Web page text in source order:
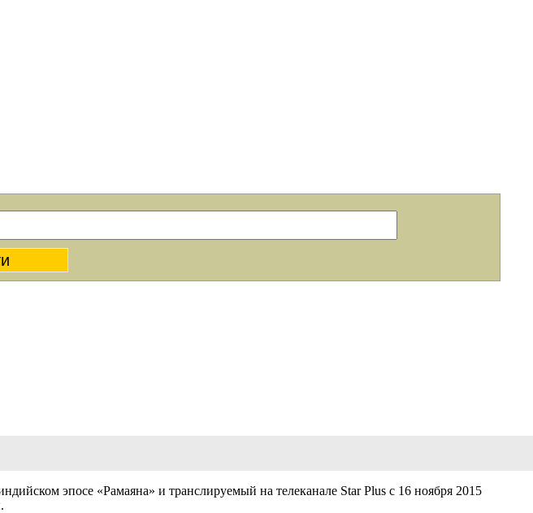
эпосе «Рамаяна» и транслируемый на телеканале Star Plus с 16 ноября 2015